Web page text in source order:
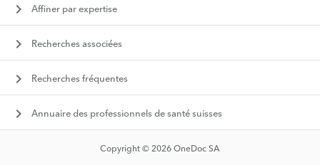
keyboard_arrow_right Affiner par expertise
keyboard_arrow_right Recherches associées
keyboard_arrow_right Recherches fréquentes
keyboard_arrow_right Annuaire des professionnels de santé suisses
Copyright © 2026 OneDoc SA